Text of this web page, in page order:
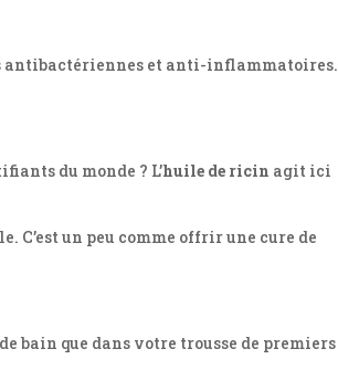
antibactériennes et anti-inflammatoires.
du monde ? L’huile de ricin agit ici
C’est un peu comme offrir une cure de
bain que dans votre trousse de premiers